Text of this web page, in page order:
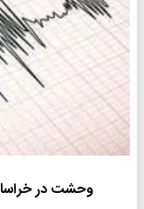
وحشت در خراسان؛ زلزه ۴.۱ ریشتری